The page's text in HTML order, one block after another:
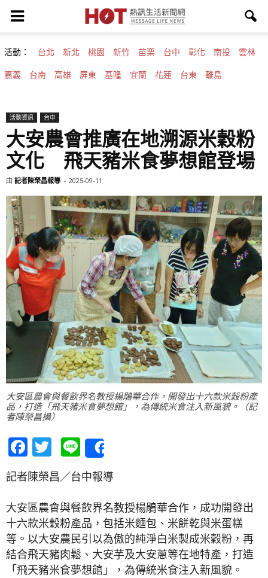
活動： 台北 新北 桃園 新竹 苗栗 台中 彰化 南投 雲林
嘉義 台南 高雄 屏東 基隆 宜蘭 花蓮 台東 離島
活動資訊 台中
大安農會推廣在地溯源米穀粉
文化 飛天豬米食夢想館登場
由 記者陳榮昌報導 - 2025-09-11
大安區農會與餐飲界名教授楊鵑華合作，開發出十六款米穀粉產
品，打造「飛天豬米食夢想館」，為傳統米食注入新風貌。（記
者陳榮昌攝）
Facebook
Twitter
Line
記者陳榮昌／台中報導
大安區農會與餐飲界名教授楊鵑華合作，成功開發出
十六款米穀粉產品，包括米麵包、米餅乾與米蛋糕
等。以大安農民引以為傲的純淨白米製成米穀粉，再
結合飛天豬肉鬆、大安芋及大安蔥等在地特產，打造
「飛天豬米食夢想館」，為傳統米食注入新風貌。